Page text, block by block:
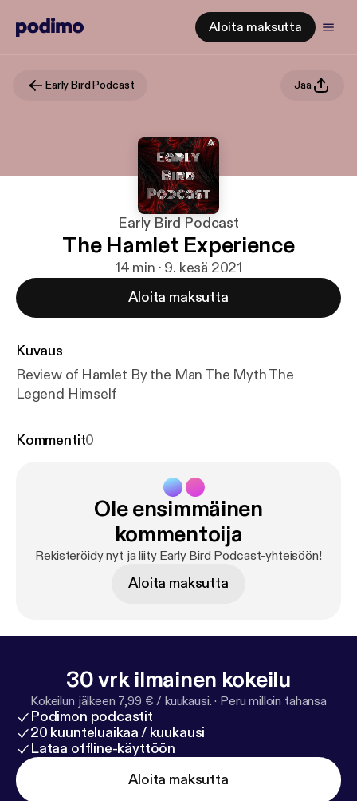
Aloita maksutta
Early Bird Podcast Jaa
Early Bird Podcast
The Hamlet Experience
14 min · 9. kesä 2021
Aloita maksutta
Kuvaus
Review of Hamlet By the Man The Myth The
Legend Himself
Kommentit0
Ole ensimmäinen
kommentoija
Rekisteröidy nyt ja liity Early Bird Podcast-yhteisöön!
Aloita maksutta
30 vrk ilmainen kokeilu
Kokeilun jälkeen 7,99 € / kuukausi. · Peru milloin tahansa
Podimon podcastit
20 kuunteluaikaa / kuukausi
Lataa offline-käyttöön
Aloita maksutta